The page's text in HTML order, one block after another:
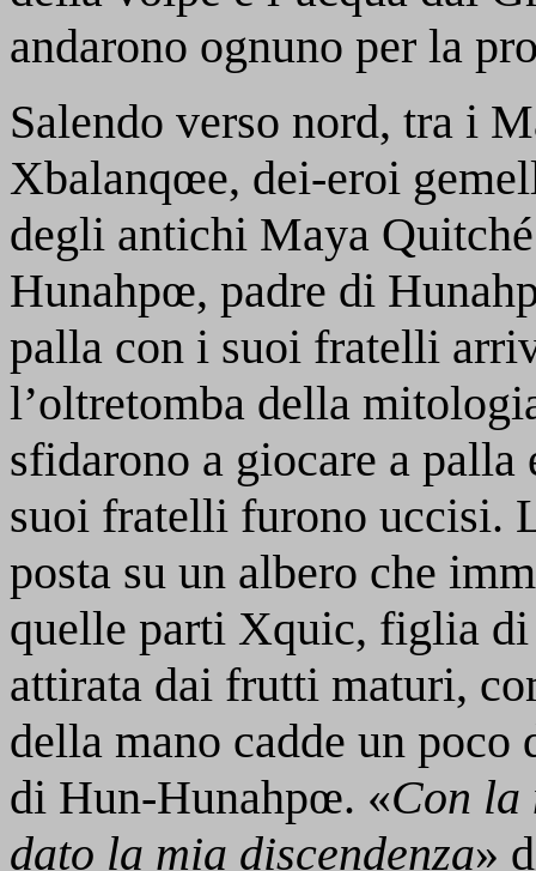
andarono ognuno per la
Salendo verso nord, tra i
Xbalanqœe, dei-eroi
degli antichi Maya
Hunahpœ, padre di
palla con i suoi fratelli
l’oltretomba della
sfidarono a giocare a
suoi fratelli furono uccisi.
posta su un albero che
quelle parti Xquic, figlia
attirata dai frutti maturi,
della mano cadde un
di Hun-Hunahpœ. «Con la
dato la mia discendenza»